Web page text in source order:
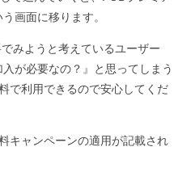
画面に移ります。
みようと考えているユーザー
が必要なの？』と思ってしまう
で利用できるので安心してくだ
キャンペーンの適用が記載され